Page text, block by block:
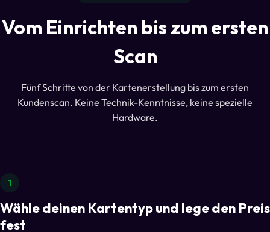
Vom Einrichten bis zum ersten
Scan
Fünf Schritte von der Kartenerstellung bis zum ersten
Kundenscan. Keine Technik-Kenntnisse, keine spezielle
Hardware.
1
Wähle deinen Kartentyp und lege den Preis
fest